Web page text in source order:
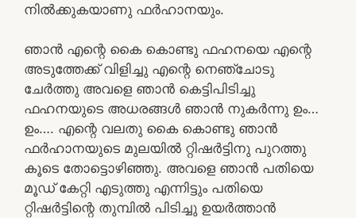
നിൽക്കുകയാണു ഫർഹാനയും.
ഞാൻ എന്റെ കൈ കൊണ്ടു ഫഹനയെ എന്റെ
അടുത്തേക്ക് വിളിച്ചു എന്റെ നെഞ്ചോടു
ചേർത്തു അവളെ ഞാൻ കെട്ടിപിടിച്ചു
ഫഹനയുടെ അധരങ്ങൾ ഞാൻ നുകർന്നു ഉം…
ഉം…. എന്റെ വലതു കൈ കൊണ്ടു ഞാൻ
ഫർഹാനയുടെ മുലയിൽ റ്റിഷർട്ടിനു പുറത്തു
കൂടെ തോട്ടൊഴിഞ്ഞു. അവളെ ഞാൻ പതിയെ
മൂഡ് കേറ്റി എടുത്തു എന്നിട്ടും പതിയെ
റ്റിഷർട്ടിന്റെ തുമ്പിൽ പിടിച്ചു ഉയർത്താൻ